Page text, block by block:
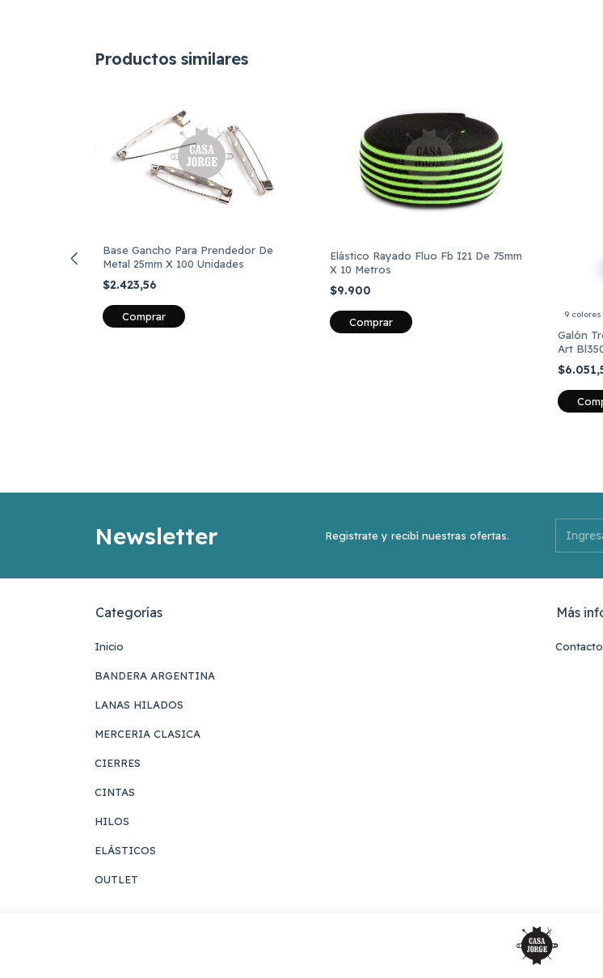
Productos similares
Base Gancho Para Prendedor De
Metal 25mm X 100 Unidades
$2.423,56
Comprar
Elástico Rayado Fluo Fb I21 De 75mm
X 10 Metros
$9.900
Comprar
9 colores
Galón
Art
Newsletter Registrate y recibí nuestras ofertas.
Categorías
Inicio
BANDERA ARGENTINA
LANAS HILADOS
MERCERIA CLASICA
CIERRES
CINTAS
HILOS
ELÁSTICOS
OUTLET
Más
Contacto